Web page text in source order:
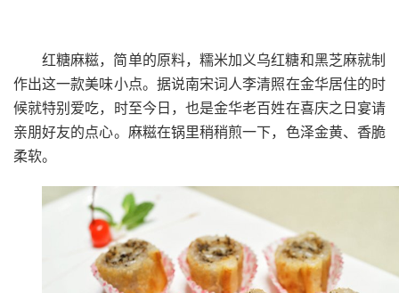
红糖麻糍，简单的原料，糯米加义乌红糖和黑芝麻就制
作出这一款美味小点。据说南宋词人李清照在金华居住的时
候就特别爱吃，时至今日，也是金华老百姓在喜庆之日宴请
亲朋好友的点心。麻糍在锅里稍稍煎一下，色泽金黄、香脆
柔软。